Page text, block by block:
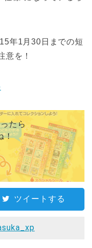
年1月30日までの短
意を！
たら
！
ツイートする